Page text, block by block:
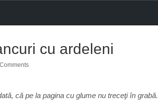
cu ardeleni
că pe la pagina cu glume nu treceţi în grabă.